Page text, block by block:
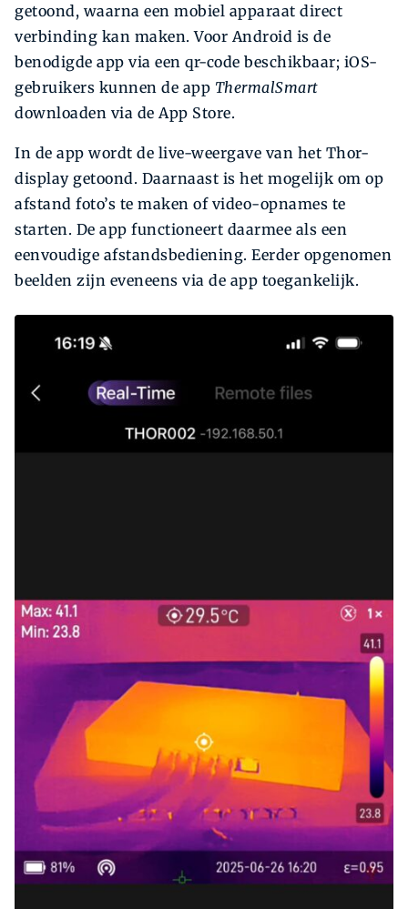
getoond, waarna een mobiel apparaat direct
verbinding kan maken. Voor Android is de
benodigde app via een qr-code beschikbaar; iOS-
gebruikers kunnen de app ThermalSmart
downloaden via de App Store.
In de app wordt de live-weergave van het Thor-
display getoond. Daarnaast is het mogelijk om op
afstand foto’s te maken of video-opnames te
starten. De app functioneert daarmee als een
eenvoudige afstandsbediening. Eerder opgenomen
beelden zijn eveneens via de app toegankelijk.